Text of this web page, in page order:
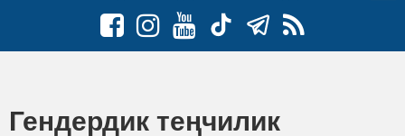
Гендердик теңчилик